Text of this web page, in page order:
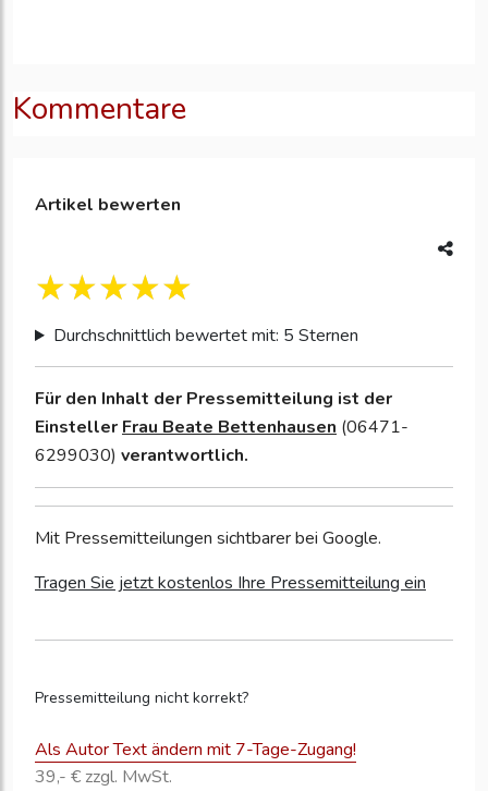
Kommentare
Artikel bewerten
Durchschnittlich bewertet mit: 5 Sternen
Für den Inhalt der Pressemitteilung ist der
Einsteller Frau Beate Bettenhausen (06471-
6299030) verantwortlich.
Mit Pressemitteilungen sichtbarer bei Google.
Tragen Sie jetzt kostenlos Ihre Pressemitteilung ein
Pressemitteilung nicht korrekt?
Als Autor Text ändern mit 7-Tage-Zugang!
39,- € zzgl. MwSt.